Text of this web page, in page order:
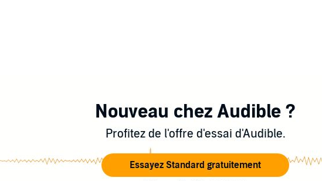
Nouveau chez Audible ?
Profitez de l'offre d'essai d'Audible.
Essayez Standard gratuitement